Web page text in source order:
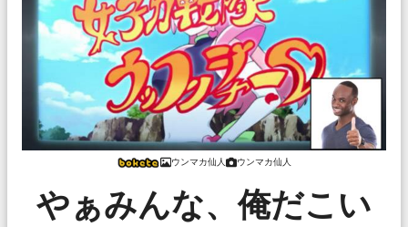
ウンマカ仙人 ウンマカ仙人
やぁみんな、俺だこい